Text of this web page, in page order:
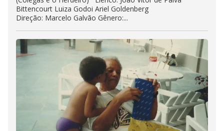
Bittencourt Luiza Godoi Ariel Goldenberg
Direção: Marcelo Galvão Gênero:...